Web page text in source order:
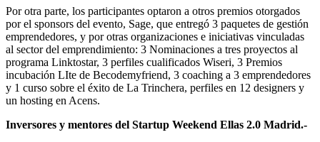
Por otra parte, los participantes optaron a otros premios otorgados
por el sponsors del evento, Sage, que entregó 3 paquetes de gestión
emprendedores, y por otras organizaciones e iniciativas vinculadas
al sector del emprendimiento: 3 Nominaciones a tres proyectos al
programa Linktostar, 3 perfiles cualificados Wiseri, 3 Premios
incubación LIte de Becodemyfriend, 3 coaching a 3 emprendedores
y 1 curso sobre el éxito de La Trinchera, perfiles en 12 designers y
un hosting en Acens.
Inversores y mentores del Startup Weekend Ellas 2.0 Madrid.-